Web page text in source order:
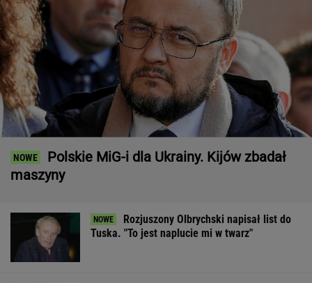
Polskie MiG-i dla Ukrainy. Kijów zbadał
maszyny
Rozjuszony Olbrychski napisał list do
Tuska. "To jest naplucie mi w twarz"